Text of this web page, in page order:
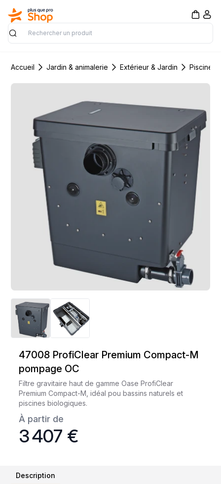
Rechercher
Accueil Jardin & animalerie Extérieur & Jardin Piscine &
47008 ProfiClear Premium Compact-M
pompage OC
Filtre gravitaire haut de gamme Oase ProfiClear
Premium Compact-M, idéal pou bassins naturels et
piscines biologiques.
À partir de
3 407 €
Description